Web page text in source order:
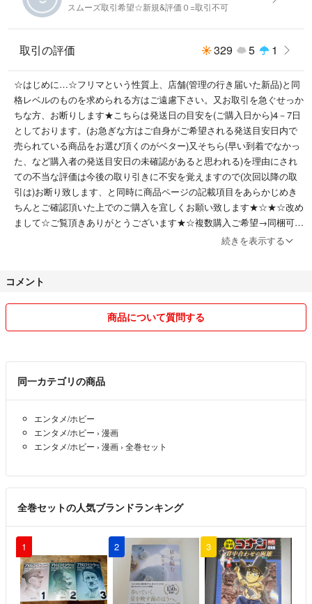
スムーズ取引希望☆新規&評価０=取引不可
取引の評価 329 5 1
☆はじめに…☆フリマという性質上、店舗(管理の行き届いた新品)と同
格レベルのものを求められる方はご遠慮下さい。又お取引を急ぐせっか
ちな方、お断りします★こちらは発送日の目安を(ご購入日から)4－7日
としております。(お急ぎな方はご自身がご希望される発送目安日内で
売られている商品をお選び頂くのがベター)又そちら(早い到着でなかっ
た、など購入者の発送目安日の未確認があると思われる)を理由にされ
ての不当な評価は今後の取り引きに不安を覚えますので(次回以降の取
引は)お断り致します、と同時に商品ページの記載項目をあらかじめき
ちんとご確認頂いた上でのご購入を宜しくお願い致します★☆★☆改め
まして☆ご覧頂きありがとうございます★☆複数購入ご希望→同梱可能
な場合は可→先コメント下さい★☆★保管環境でペット、喫煙者はおり
のでお急ぎな方はご遠慮下さい☆★☆★☆
続きを表示する
コメント
商品について質問する
同一カテゴリの商品
エンタメ/ホビー
エンタメ/ホビー › 漫画
エンタメ/ホビー › 漫画 › 全巻セット
全巻セットの人気ブランドランキング
1 2 3